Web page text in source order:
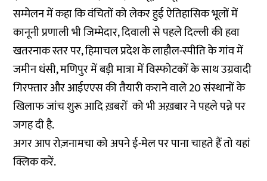
सम्मेलन में कहा कि वंचितों को लेकर हुई ऐतिहासिक भूलों में
कानूनी प्रणाली भी जिम्मेदार, दिवाली से पहले दिल्ली की हवा
खतरनाक स्तर पर, हिमाचल प्रदेश के लाहौल-स्पीति के गांव में
जमीन धंसी, मणिपुर में बड़ी मात्रा में विस्फोटकों के साथ उग्रवादी
गिरफ्तार और आईएएस की तैयारी कराने वाले 20 संस्थानों के
खिलाफ जांच शुरू आदि ख़बरों को भी अख़बार ने पहले पन्ने पर
जगह दी है.
अगर आप रोज़नामचा को अपने ई-मेल पर पाना चाहते हैं तोयहां
क्लिक करें.